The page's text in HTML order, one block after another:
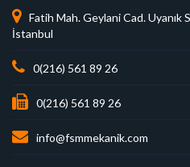
Fatih Mah. Geylani Cad.
İstanbul
0(216) 561 89 26
0(216) 561 89 26
info@fsmmekanik.com